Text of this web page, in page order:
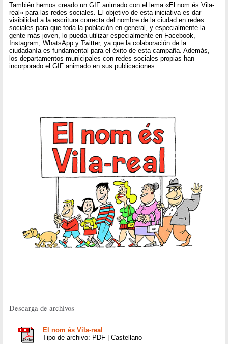
También hemos creado un GIF animado con el lema «El nom és Vila-
real» para las redes sociales. El objetivo de esta iniciativa es dar
visibilidad a la escritura correcta del nombre de la ciudad en redes
sociales para que toda la población en general, y especialmente la
gente más joven, lo pueda utilizar especialmente en Facebook,
Instagram, WhatsApp y Twitter, ya que la colaboración de la
ciudadanía es fundamental para el éxito de esta campaña. Además,
los departamentos municipales con redes sociales propias han
incorporado el GIF animado en sus publicaciones.
Descarga de archivos
El nom és Vila-real
Tipo de archivo: PDF | Castellano